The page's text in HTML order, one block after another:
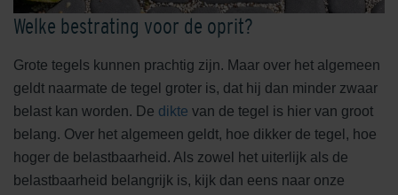
Welke bestrating voor de oprit?
Grote tegels kunnen prachtig zijn. Maar over het algemeen
geldt naarmate de tegel groter is, dat hij dan minder zwaar
belast kan worden. De dikte van de tegel is hier van groot
belang. Over het algemeen geldt, hoe dikker de tegel, hoe
hoger de belastbaarheid. Als zowel het uiterlijk als de
belastbaarheid belangrijk is, kijk dan eens naar onze